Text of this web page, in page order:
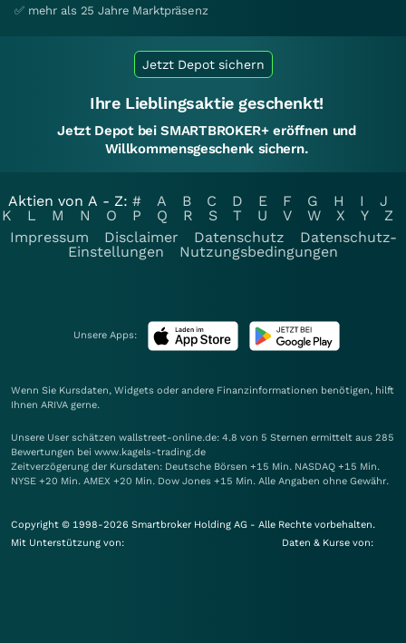
✅ mehr als 25 Jahre Marktpräsenz
Jetzt Depot sichern
Ihre Lieblingsaktie geschenkt!
Jetzt Depot bei SMARTBROKER+ eröffnen und
Willkommensgeschenk sichern.
Aktien von A - Z: # A B C D E F G H I
J
K
L M N O P Q R S T U V W X Y
Z
Impressum
Disclaimer Datenschutz
Datenschutz-
Einstellungen
Nutzungsbedingungen
Unsere Apps:
Wenn Sie Kursdaten, Widgets oder andere Finanzinformationen benötigen, hilft
Ihnen ARIVA gerne.
Unsere User schätzen wallstreet-online.de: 4.8 von 5 Sternen ermittelt aus 285
Bewertungen bei www.kagels-trading.de
Zeitverzögerung der Kursdaten: Deutsche Börsen +15 Min. NASDAQ +15 Min.
NYSE +20 Min. AMEX +20 Min. Dow Jones +15 Min. Alle Angaben ohne Gewähr.
Copyright © 1998-2026 Smartbroker Holding AG - Alle Rechte vorbehalten.
Mit Unterstützung von:
Daten & Kurse von: